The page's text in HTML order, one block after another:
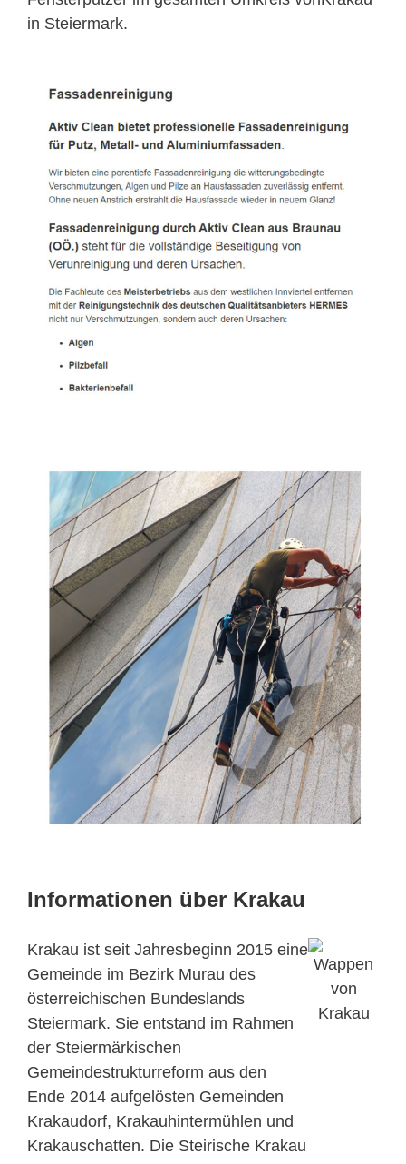
in Steiermark.
Informationen über Krakau
Krakau ist seit Jahresbeginn 2015 eine
Gemeinde im Bezirk Murau des
österreichischen Bundeslands
Steiermark. Sie entstand im Rahmen
der Steiermärkischen
Gemeindestrukturreform aus den
Ende 2014 aufgelösten Gemeinden
Krakaudorf, Krakauhintermühlen und
Krakauschatten. Die Steirische Krakau